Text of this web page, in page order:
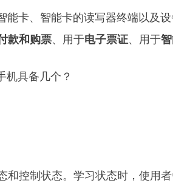
能卡、智能卡的读写器终端以及
款和购票、用于电子票证、用于
和控制状态。学习状态时，使用